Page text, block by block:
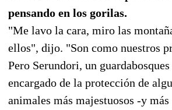
pensando en los gorilas.
"Me lavo la cara, miro las
ellos", dijo. "Son como nuestros
Pero Serundori, un
encargado de la protección de
animales más majestuosos -y más